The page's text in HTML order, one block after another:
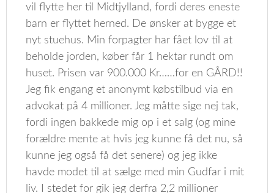
vil flytte her til Midtjylland, fordi deres eneste
barn er flyttet herned. De ønsker at bygge et
nyt stuehus. Min forpagter har fået lov til at
beholde jorden, køber får 1 hektar rundt om
huset. Prisen var 900.000 Kr……for en GÅRD!!
Jeg fik engang et anonymt købstilbud via en
advokat på 4 millioner. Jeg måtte sige nej tak,
fordi ingen bakkede mig op i et salg (og mine
forældre mente at hvis jeg kunne få det nu, så
kunne jeg også få det senere) og jeg ikke
havde modet til at sælge med min Gudfar i mit
liv. I stedet for gik jeg derfra 2,2 millioner